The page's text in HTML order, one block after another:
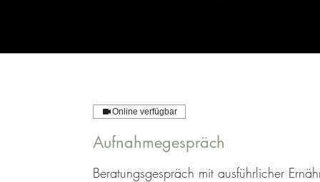
Online verfügbar
Aufnahmegespräch
Beratungsgespräch mit ausführlicher